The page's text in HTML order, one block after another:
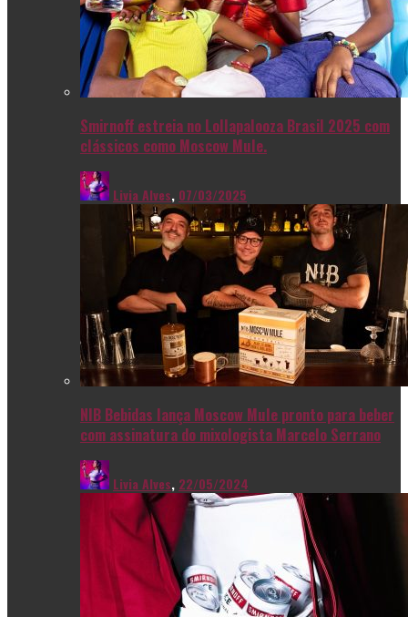
Smirnoff estreia no Lollapalooza Brasil 2025 com
clássicos como Moscow Mule.
Livia Alves, 07/03/2025
NIB Bebidas lança Moscow Mule pronto para beber
com assinatura do mixologista Marcelo Serrano
Livia Alves, 22/05/2024